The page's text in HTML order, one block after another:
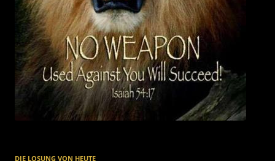
DIE LOSUNG VON HEUTE